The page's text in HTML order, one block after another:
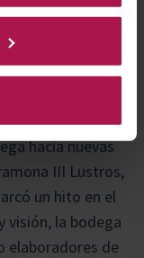
base de
de
Batlle y
su padre.
y Bartolomé
hacia nuevas
III Lustros,
un hito en el
visión, la bodega
elaboradores de